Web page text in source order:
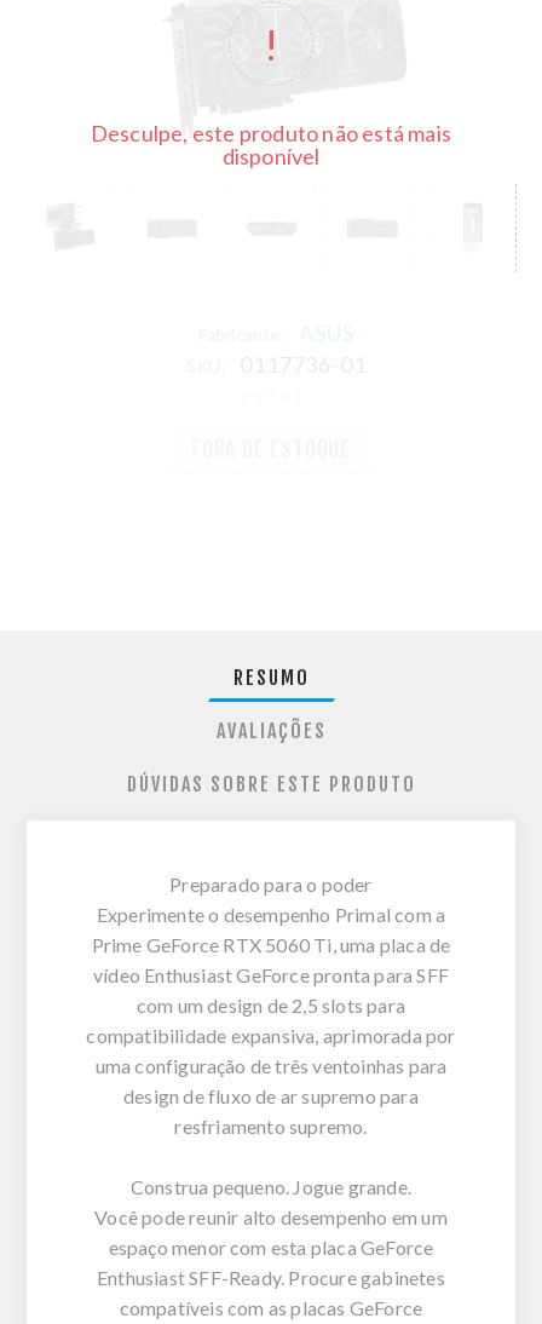
Desculpe, este produto não está mais
disponível
ASUS
RESUMO
AVALIAÇÕES
DÚVIDAS SOBRE ESTE PRODUTO
Preparado para o poder
Experimente o desempenho Primal com a
Prime GeForce RTX 5060 Ti, uma placa de
vídeo Enthusiast GeForce pronta para SFF
com um design de 2,5 slots para
compatibilidade expansiva, aprimorada por
uma configuração de três ventoinhas para
design de fluxo de ar supremo para
resfriamento supremo.
Construa pequeno. Jogue grande.
Você pode reunir alto desempenho em um
espaço menor com esta placa GeForce
Enthusiast SFF-Ready. Procure gabinetes
compatíveis com as placas GeForce